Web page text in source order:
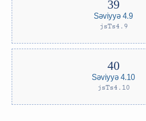
Səviyyə 4.9
jsTs4.9
Səviyyə 4.10
jsTs4.10